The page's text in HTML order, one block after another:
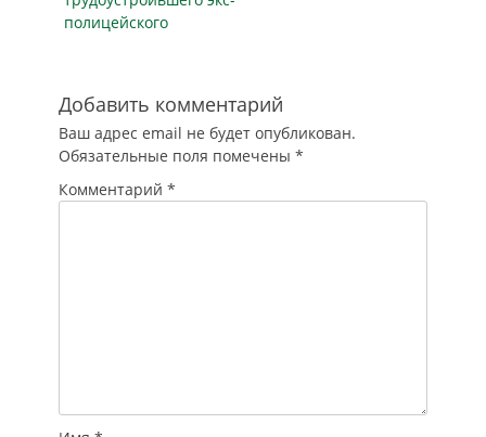
открытом доступе,
оценили эксперты.
используют…
полицейского
Добавить комментарий
Ваш адрес email не будет опубликован.
Обязательные поля помечены *
Комментарий *